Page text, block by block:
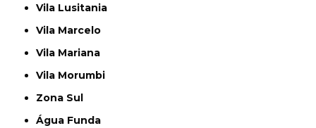
Vila Lusitania
Vila Marcelo
Vila Mariana
Vila Morumbi
Zona Sul
Água Funda